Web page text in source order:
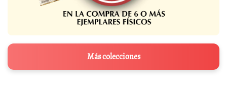
Más colecciones